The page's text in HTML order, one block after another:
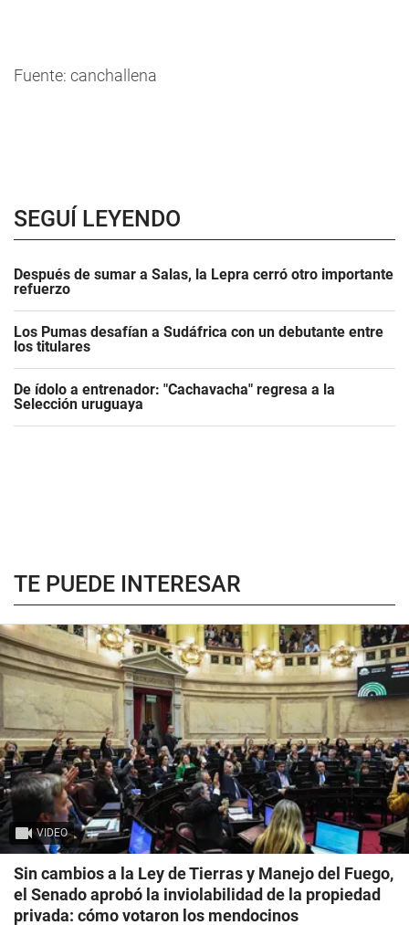
Fuente: canchallena
SEGUÍ LEYENDO
Después de sumar a Salas, la Lepra cerró otro importante
refuerzo
Los Pumas desafían a Sudáfrica con un debutante entre
los titulares
De ídolo a entrenador: "Cachavacha" regresa a la
Selección uruguaya
TE PUEDE INTERESAR
VIDEO
Sin cambios a la Ley de Tierras y Manejo del Fuego,
el Senado aprobó la inviolabilidad de la propiedad
privada: cómo votaron los mendocinos